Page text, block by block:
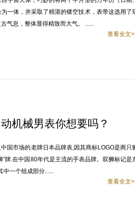
一体，并采取了精湛的镂空技术，表带这选用了
气息，整体显得精致而大气。 ......
查看全文
机械男表你想要吗？
国市场的老牌日本品牌表,因其商标LOGO是两只
”牌.在中国80年代是主流的手表品牌。双狮标记是
中一个组成部分......
查看全文